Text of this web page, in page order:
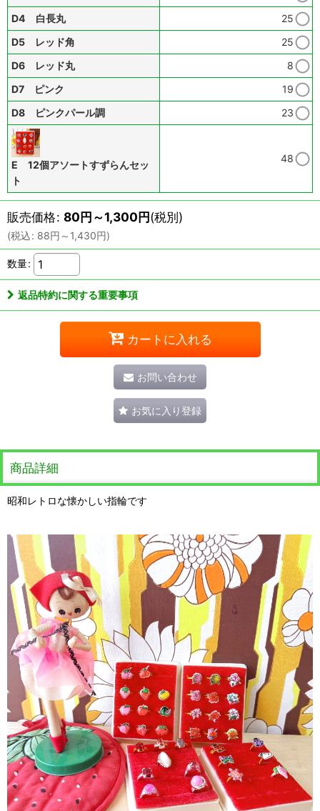
D4 白長丸
25
D5 レッド角
25
D6 レッド丸
8
D7 ピンク
19
D8 ピンクパール調
23
E 12個アソートすずらんセッ
ト
48
販売価格: 80円～1,300円(税別)
(税込: 88円 ～1,430円)
数量:
返品特約に関する重要事項
カートに入れる
お問い合わせ
お気に入り登録
商品詳細
昭和レトロな懐かしい指輪です